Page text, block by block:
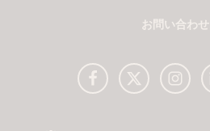
お問い合わせ